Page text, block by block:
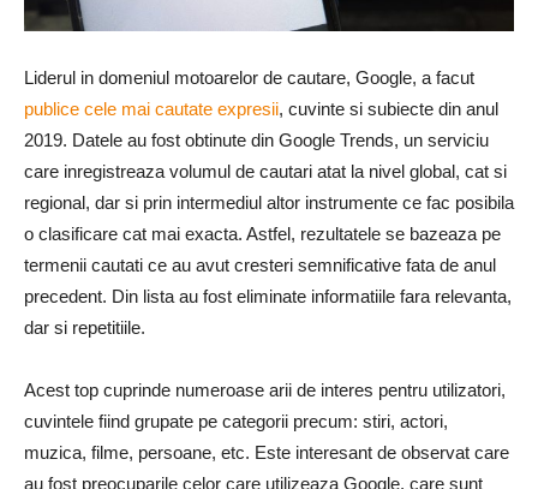
Liderul in domeniul motoarelor de cautare, Google, a facut
publice cele mai cautate expresii, cuvinte si subiecte din anul
2019. Datele au fost obtinute din Google Trends, un serviciu
care inregistreaza volumul de cautari atat la nivel global, cat si
regional, dar si prin intermediul altor instrumente ce fac posibila
o clasificare cat mai exacta. Astfel, rezultatele se bazeaza pe
termenii cautati ce au avut cresteri semnificative fata de anul
precedent. Din lista au fost eliminate informatiile fara relevanta,
dar si repetitiile.
Acest top cuprinde numeroase arii de interes pentru utilizatori,
cuvintele fiind grupate pe categorii precum: stiri, actori,
muzica, filme, persoane, etc. Este interesant de observat care
au fost preocuparile celor care utilizeaza Google, care sunt